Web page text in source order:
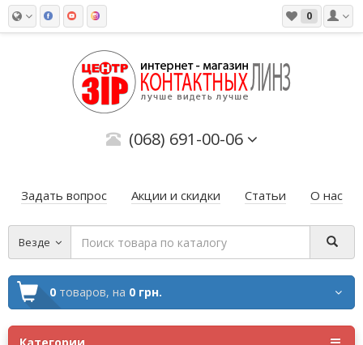
0
(068) 691-00-06
Задать вопрос Акции и скидки Статьи О нас
Везде
0 товаров, на 0 грн.